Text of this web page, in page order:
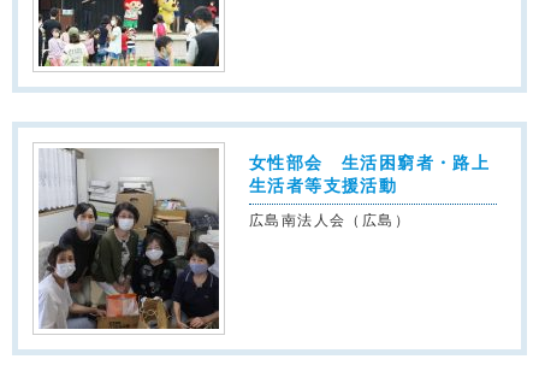
女性部会 生活困窮者・路上
生活者等支援活動
広島南法人会（広島）